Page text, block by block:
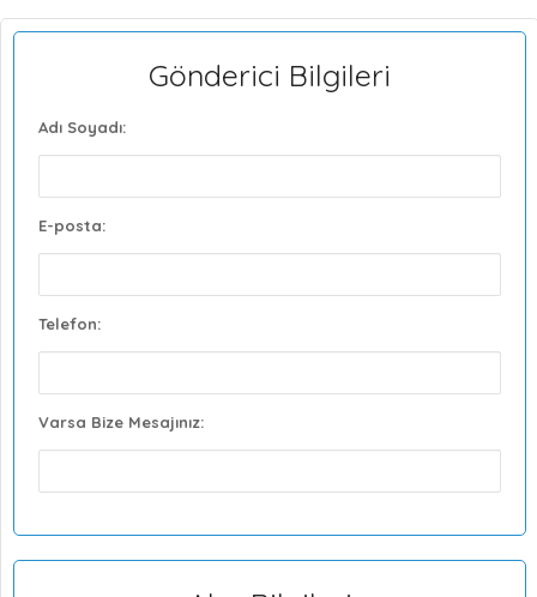
Gönderici Bilgileri
Adı Soyadı:
E-posta:
Telefon:
Varsa Bize Mesajınız: